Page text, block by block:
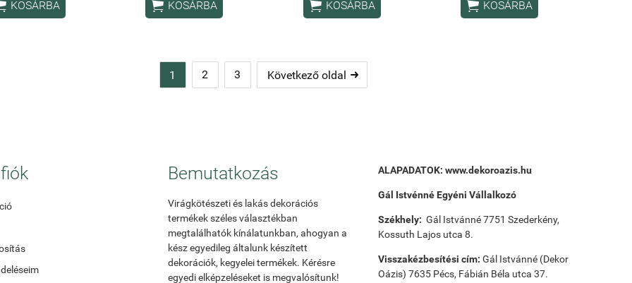
KOSÁRBA  KOSÁRBA  KOSÁRBA  KOSÁRBA
1 2 3 Következő oldal 
Bemutatkozás
Virágkötészeti és lakás dekorációs
termékek széles választékban
megtalálhatók kínálatunkban, ahogyan a
kész egyedileg általunk készített
dekorációk, kegyelei termékek. Kérésre
egyedi elképzeléseket is megvalósítunk!
ALAPADATOK: www.dekoroazis.hu
Gál Istvénné Egyéni Vállalkozó
Székhely: Gál Istvánné 7751 Szederkény,
Kossuth Lajos utca 8.
Visszakézbesítési cím: Gál Istvánné (Dekor
Oázis) 7635 Pécs, Fábián Béla utca 37.